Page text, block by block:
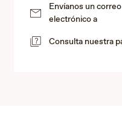
Envíanos un correo
electrónico a
Consulta nuestra